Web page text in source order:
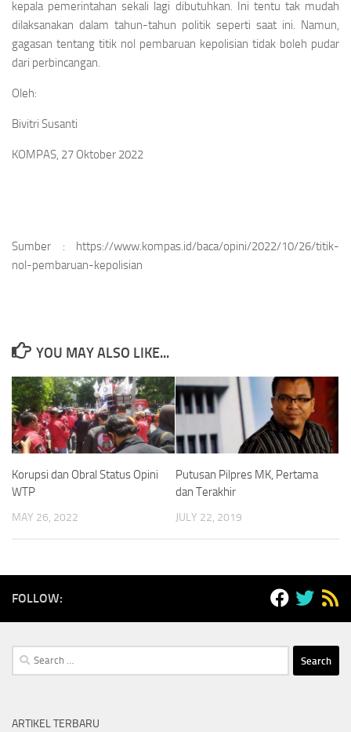
kepala pemerintahan sekali lagi dibutuhkan. Ini tentu tak mudah
dilaksanakan dalam tahun-tahun politik seperti saat ini. Namun,
gagasan tentang titik nol pembaruan kepolisian tidak boleh pudar
dari perbincangan.
Oleh:
Bivitri Susanti
KOMPAS, 27 Oktober 2022
Sumber : https://www.kompas.id/baca/opini/2022/10/26/titik-
nol-pembaruan-kepolisian
YOU MAY ALSO LIKE...
Korupsi dan Obral Status Opini
WTP
MAY 26, 2022
Putusan Pilpres MK, Pertama
dan Terakhir
JULY 22, 2019
FOLLOW:
Search
for:
ARTIKEL TERBARU